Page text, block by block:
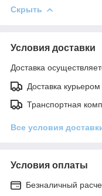
Скрыть
Условия доставки
Доставка
Доставка курьером
Транспортная
Все условия
Условия оплаты
Безналичный